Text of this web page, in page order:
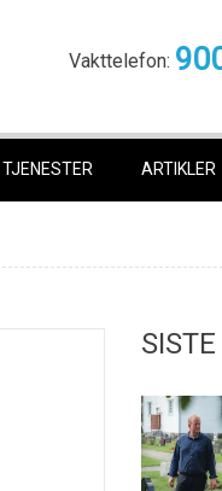
Vakttelefon:
TJENESTER ARTIKLER